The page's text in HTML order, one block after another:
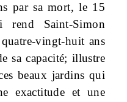
par sa mort, le 15
Saint-Simon
vingt-huit ans
sa capacité; illustre
beaux jardins qui
exactitude et une